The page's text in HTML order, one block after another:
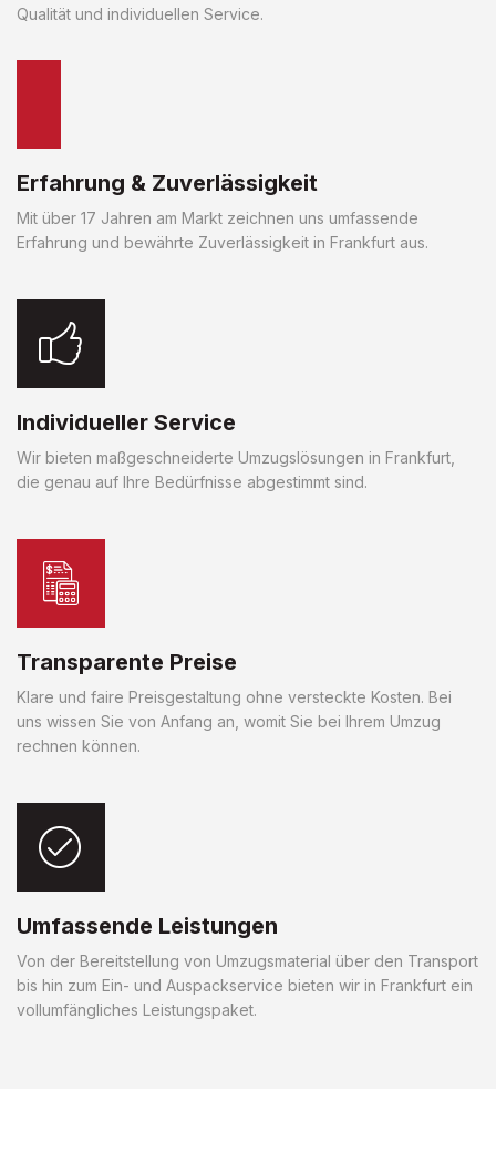
Qualität und individuellen Service.
Erfahrung & Zuverlässigkeit
Mit über 17 Jahren am Markt zeichnen uns umfassende
Erfahrung und bewährte Zuverlässigkeit in Frankfurt aus.
Individueller Service
Wir bieten maßgeschneiderte Umzugslösungen in Frankfurt,
die genau auf Ihre Bedürfnisse abgestimmt sind.
Transparente Preise
Klare und faire Preisgestaltung ohne versteckte Kosten. Bei
uns wissen Sie von Anfang an, womit Sie bei Ihrem Umzug
rechnen können.
Umfassende Leistungen
Von der Bereitstellung von Umzugsmaterial über den Transport
bis hin zum Ein- und Auspackservice bieten wir in Frankfurt ein
vollumfängliches Leistungspaket.